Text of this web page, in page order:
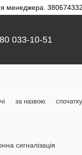
менеджера.
033-10-51
за назвою
сигналізація